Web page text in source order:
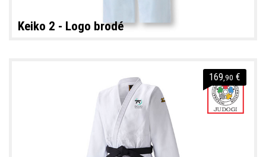
Keiko 2 - Logo brodé
169 ,90 €